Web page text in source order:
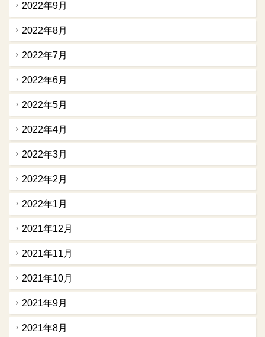
2022年9月
2022年8月
2022年7月
2022年6月
2022年5月
2022年4月
2022年3月
2022年2月
2022年1月
2021年12月
2021年11月
2021年10月
2021年9月
2021年8月